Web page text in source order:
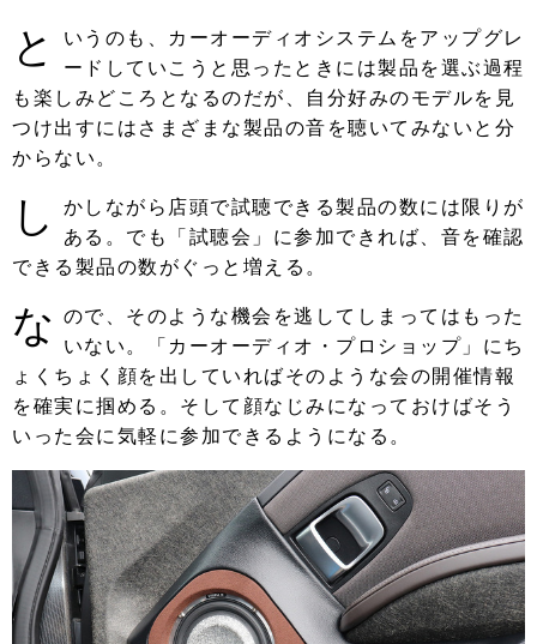
と
いうのも、カーオーディオシステムをアップグレ
ードしていこうと思ったときには製品を選ぶ過程
も楽しみどころとなるのだが、自分好みのモデルを見
つけ出すにはさまざまな製品の音を聴いてみないと分
からない。
し
かしながら店頭で試聴できる製品の数には限りが
ある。でも「試聴会」に参加できれば、音を確認
できる製品の数がぐっと増える。
な ので、そのような機会を逃してしまってはもった
いない。「カーオーディオ・プロショップ」にち
ょくちょく顔を出していればそのような会の開催情報
を確実に掴める。そして顔なじみになっておけばそう
いった会に気軽に参加できるようになる。